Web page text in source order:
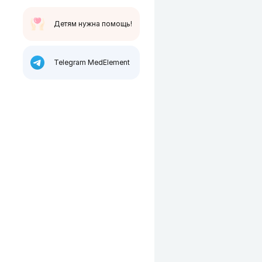
Детям нужна помощь!
Telegram MedElement